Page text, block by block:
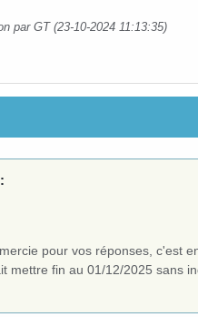
par GT (23-10-2024 11:13:35)
pour vos réponses, c'est
mettre fin au 01/12/2025 sans